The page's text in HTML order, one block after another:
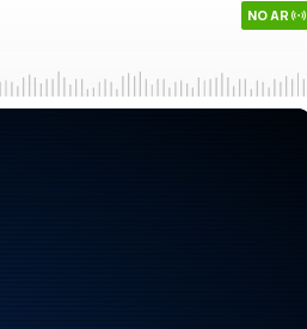
NO AR